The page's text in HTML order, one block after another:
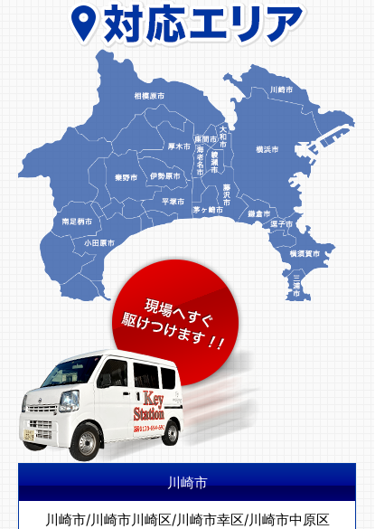
川崎市
川崎市/川崎市川崎区/川崎市幸区/川崎市中原区